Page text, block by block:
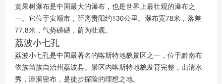
黄果树瀑布是中国最大的瀑布，也是世界上最壮观的瀑布之
一。它位于安顺市，距离贵阳约130公里。瀑布宽78米，落差
77.8米，气势磅礴，蔚为壮观。
荔波小七孔
荔波小七孔是中国最著名的喀斯特地貌景区之一，位于黔南布
依族苗族自治州荔波县。景区内喀斯特地貌发育完整，山清水
秀，溶洞密布，是徒步探险的理想之地。